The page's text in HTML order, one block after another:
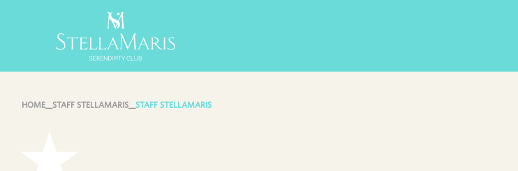
HOME STAFF STELLAMARIS STAFF STELLAMARIS